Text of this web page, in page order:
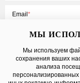
Email
Нажимая на кнопку
оферты, даетесогласие
МЫ
Мы используем
сохранения ваших
анализа